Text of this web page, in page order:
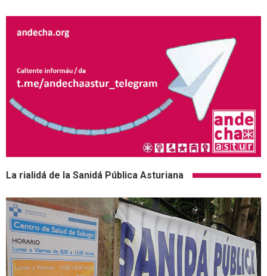
La rialidá de la Sanidá Pública Asturiana